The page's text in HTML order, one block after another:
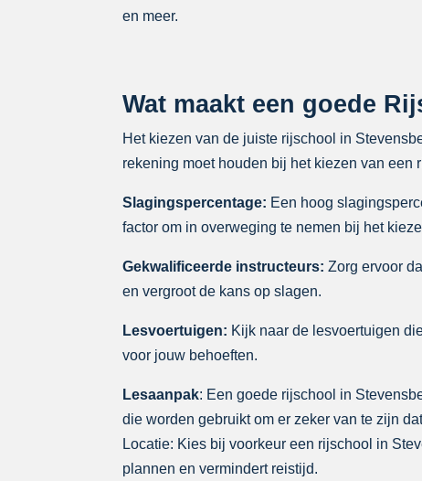
en meer.
Wat maakt een goede
Het kiezen van de juiste rijschool in
rekening moet houden bij het kiezen van een
Slagingspercentage: Een hoog
factor om in overweging te nemen bij het
Gekwalificeerde instructeurs: Zorg ervoor
en vergroot de kans op slagen.
Lesvoertuigen: Kijk naar de lesvoertuigen
voor jouw behoeften.
Lesaanpak: Een goede rijschool in
die worden gebruikt om er zeker van te zijn
Locatie: Kies bij voorkeur een rijschool in
plannen en vermindert reistijd.